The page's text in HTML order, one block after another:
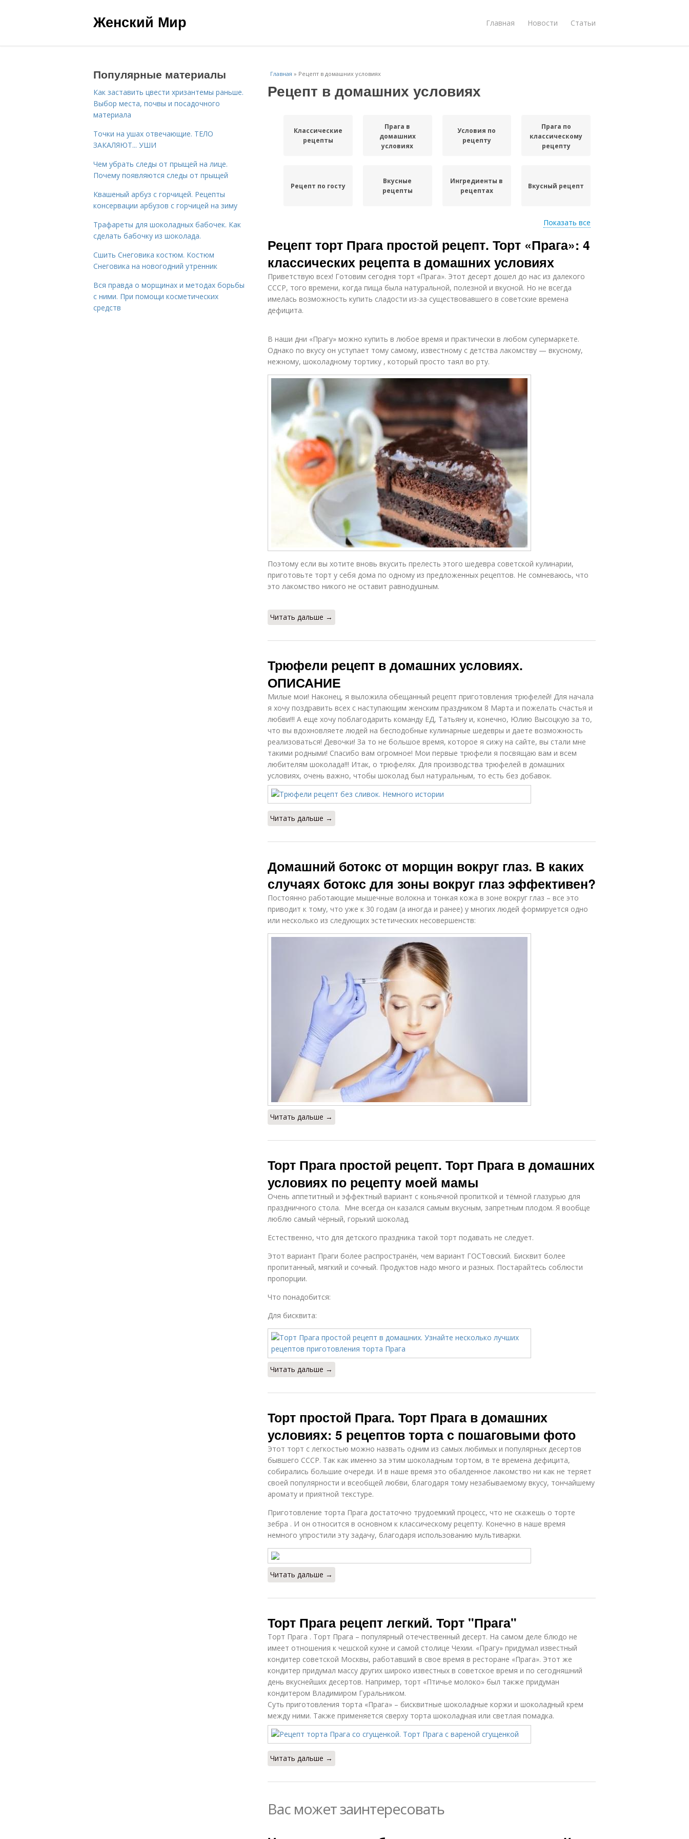
Женский Мир Главная Новости Статьи
Главная » Рецепт в домашних условиях
Рецепт в домашних условиях
Классические
рецепты
Прага в
домашних
условиях
Условия по
рецепту
Прага по
классическому
рецепту
Рецепт по госту
Вкусные
рецепты
Ингредиенты в
рецептах
Вкусный рецепт
рецепт
рецепт
трюфеля
Рецепт без
сливок
Домашний
ботокс
Волос в
домашних
условиях
Домашние
маски
рецепт
рецепты
Показать все
Рецепт торт Прага простой рецепт. Торт «Прага»: 4
классических рецепта в домашних условиях
Приветствую всех! Готовим сегодня торт «Прага». Этот десерт дошел до нас из далекого
СССР, того времени, когда пища была натуральной, полезной и вкусной. Но не всегда
имелась возможность купить сладости из-за существовавшего в советские времена
дефицита.
В наши дни «Прагу» можно купить в любое время и практически в любом супермаркете.
Однако по вкусу он уступает тому самому, известному с детства лакомству — вкусному,
нежному, шоколадному тортику , который просто таял во рту.
Поэтому если вы хотите вновь вкусить прелесть этого шедевра советской кулинарии,
приготовьте торт у себя дома по одному из предложенных рецептов. Не сомневаюсь, что
это лакомство никого не оставит равнодушным.
Читать дальше →
Трюфели рецепт в домашних условиях.
ОПИСАНИЕ
Милые мои! Наконец, я выложила обещанный рецепт приготовления трюфелей! Для начала
я хочу поздравить всех с наступающим женским праздником 8 Марта и пожелать счастья и
любви!!! А еще хочу поблагодарить команду ЕД, Татьяну и, конечно, Юлию Высоцкую за то,
что вы вдохновляете людей на бесподобные кулинарные шедевры и даете возможность
реализоваться! Девочки! За то не большое время, которое я сижу на сайте, вы стали мне
такими родными! Спасибо вам огромное! Мои первые трюфели я посвящаю вам и всем
любителям шоколада!!! Итак, о трюфелях. Для производства трюфелей в домашних
условиях, очень важно, чтобы шоколад был натуральным, то есть без добавок.
Читать дальше →
Домашний ботокс от морщин вокруг глаз. В каких
случаях ботокс для зоны вокруг глаз эффективен?
Постоянно работающие мышечные волокна и тонкая кожа в зоне вокруг глаз – все это
приводит к тому, что уже к 30 годам (а иногда и ранее) у многих людей формируется одно
или несколько из следующих эстетических несовершенств:
Читать дальше →
Торт Прага простой рецепт. Торт Прага в домашних
условиях по рецепту моей мамы
Очень аппетитный и эффектный вариант с коньячной пропиткой и тёмной глазурью для
праздничного стола. Мне всегда он казался самым вкусным, запретным плодом. Я вообще
люблю самый чёрный, горький шоколад.
Естественно, что для детского праздника такой торт подавать не следует.
Этот вариант Праги более распространён, чем вариант ГОСТовский. Бисквит более
пропитанный, мягкий и сочный. Продуктов надо много и разных. Постарайтесь соблюсти
пропорции.
Что понадобится:
Для бисквита:
Читать дальше →
Торт простой Прага. Торт Прага в домашних
условиях: 5 рецептов торта с пошаговыми фото
Этот торт с легкостью можно назвать одним из самых любимых и популярных десертов
бывшего СССР. Так как именно за этим шоколадным тортом, в те времена дефицита,
собирались большие очереди. И в наше время это обалденное лакомство ни как не теряет
своей популярности и всеобщей любви, благодаря тому незабываемому вкусу, тончайшему
аромату и приятной текстуре.
Приготовление торта Прага достаточно трудоемкий процесс, что не скажешь о торте
зебра . И он относится в основном к классическому рецепту. Конечно в наше время
немного упростили эту задачу, благодаря использованию мультиварки.
Читать дальше →
Торт Прага рецепт легкий. Торт "Прага"
Торт Прага . Торт Прага – популярный отечественный десерт. На самом деле блюдо не
имеет отношения к чешской кухне и самой столице Чехии. «Прагу» придумал известный
кондитер советской Москвы, работавший в свое время в ресторане «Прага». Этот же
кондитер придумал массу других широко известных в советское время и по сегодняшний
день вкуснейших десертов. Например, торт «Птичье молоко» был также придуман
кондитером Владимиром Гуральником.
Суть приготовления торта «Прага» – бисквитные шоколадные коржи и шоколадный крем
между ними. Также применяется сверху торта шоколадная или светлая помадка.
Читать дальше →
Вас может заинтересовать
Популярные материалы
Как заставить цвести хризантемы раньше.
Выбор места, почвы и посадочного
материала
Точки на ушах отвечающие. ТЕЛО
ЗАКАЛЯЮТ... УШИ
Чем убрать следы от прыщей на лице.
Почему появляются следы от прыщей
Квашеный арбуз с горчицей. Рецепты
консервации арбузов с горчицей на зиму
Трафареты для шоколадных бабочек. Как
сделать бабочку из шоколада.
Сшить Снеговика костюм. Костюм
Снеговика на новогодний утренник
Вся правда о морщинах и методах борьбы
с ними. При помощи косметических
средств